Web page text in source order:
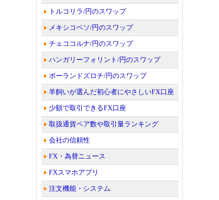
トルコリラ/円のスワップ
メキシコペソ/円のスワップ
チェココルナ/円のスワップ
ハンガリーフォリント/円のスワップ
ポーランドズロチ/円のスワップ
羊飼いが選んだ初心者にやさしいFX口座
少額で取引できるFX口座
取扱通貨ペア数や取引量ランキング
会社の信頼性
FX・為替ニュース
FXスマホアプリ
注文機能・システム